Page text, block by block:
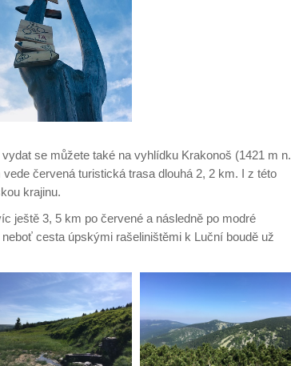
se můžete také na vyhlídku Krakonoš (1421 m n.
červená turistická trasa dlouhá 2, 2 km. I z této
krajinu.
ještě 3, 5 km po červené a následně po modré
cesta úpskými rašeliništěmi k Luční boudě už